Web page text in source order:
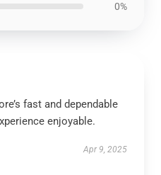
0%
fast and dependable
enjoyable.
Apr 9, 2025